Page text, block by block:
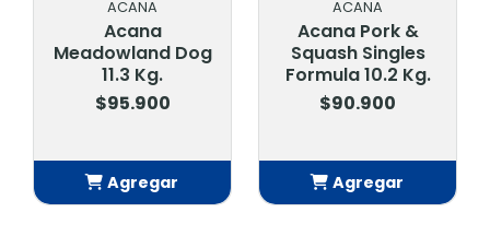
ACANA
Acana
Meadowland Dog
11.3 Kg.
$95.900
Agregar
ACANA
Acana Pork &
Squash Singles
Formula 10.2 Kg.
$90.900
Agregar